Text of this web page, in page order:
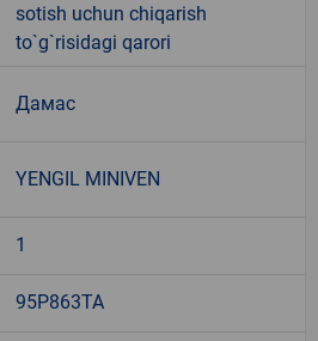
sotish uchun chiqarish
to`g`risidagi qarori
Дамас
YENGIL MINIVEN
1
95P863TA